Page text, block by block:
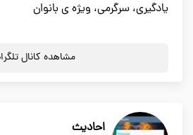
یادگیری، سرگرمی، ویژه ی بانوان
مشاهده کانال
احادیث